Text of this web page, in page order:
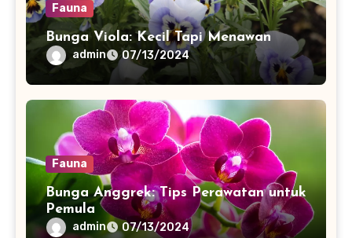
Fauna
Bunga Viola: Kecil Tapi Menawan
admin 07/13/2024
Fauna
Bunga Anggrek: Tips Perawatan untuk
Pemula
admin 07/13/2024